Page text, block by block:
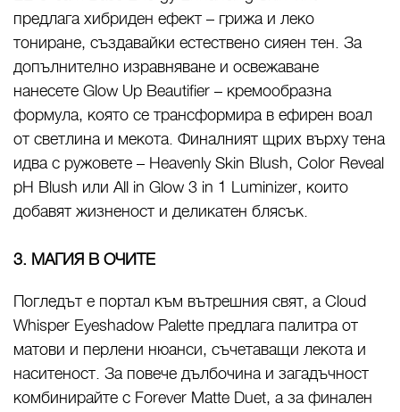
предлага хибриден ефект – грижа и леко
тониране, създавайки естествено сияен тен. За
допълнително изравняване и освежаване
нанесете Glow Up Beautifier – кремообразна
формула, която се трансформира в ефирен воал
от светлина и мекота. Финалният щрих върху тена
идва с ружовете – Heavenly Skin Blush, Color Reveal
pH Blush или All in Glow 3 in 1 Luminizer, които
добавят жизненост и деликатен блясък.
3. МАГИЯ В ОЧИТЕ
Погледът е портал към вътрешния свят, а Cloud
Whisper Eyeshadow Palette предлага палитра от
матови и перлени нюанси, съчетаващи лекота и
наситеност. За повече дълбочина и загадъчност
комбинирайте с Forever Matte Duet, а за финален